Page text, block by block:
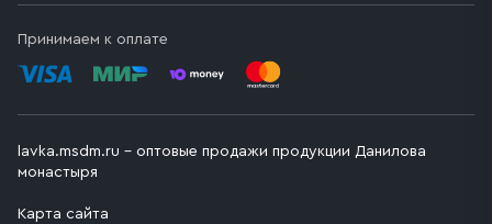
Принимаем к оплате
lavka.msdm.ru – оптовые продажи продукции Данилова
монастыря
Карта сайта